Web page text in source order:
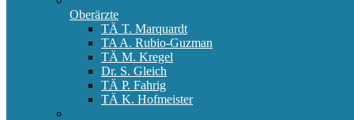
Oberärzte
TÄ T. Marquardt
TA A. Rubio-Guzman
TÄ M. Kregel
Dr. S. Gleich
TÄ P. Fahrig
TÄ K. Hofmeister